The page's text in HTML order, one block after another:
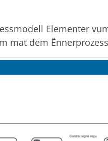
Elementer
mat dem